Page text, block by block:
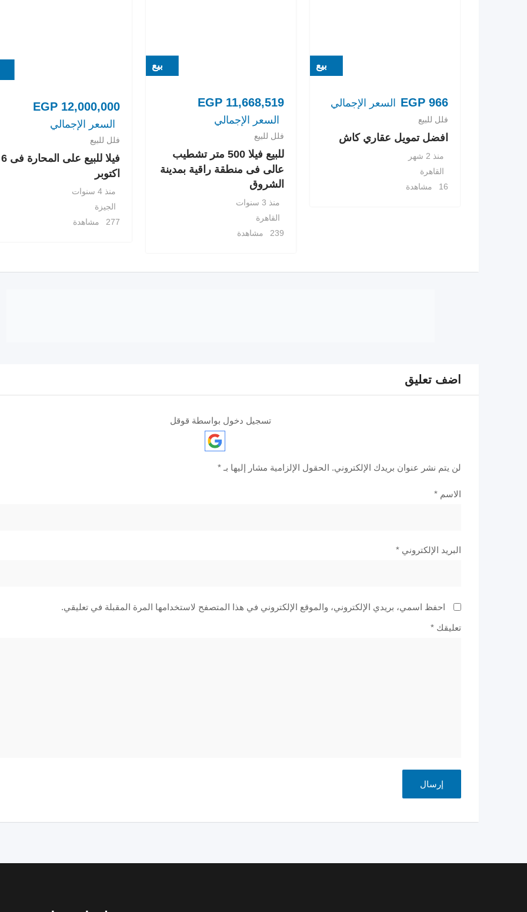
بيع
EGP 966 السعر الإجمالي
فلل للبيع
افضل تمويل عقاري كاش
منذ 2 شهر
القاهرة
16 مشاهدة
بيع
EGP11,668,519
السعر الإجمالي
فلل للبيع
للبيع فيلا 500 متر تشطيب
عالى فى منطقة راقية بمدينة
الشروق
منذ 3 سنوات
القاهرة
239 مشاهدة
EGP12,000,000
السعر الإجمالي
فلل للبيع
فيلا للبيع على المحارة فى 6
اكتوبر
منذ 4 سنوات
الجيزة
277 مشاهدة
اضف تعليق
تسجيل دخول بواسطة قوقل
لن يتم نشر عنوان بريدك الإلكتروني. الحقول الإلزامية مشار إليها بـ *
الاسم *
البريد الإلكتروني *
احفظ اسمي، بريدي الإلكتروني، والموقع الإلكتروني في هذا المتصفح لاستخدامها المرة المقبلة في تعليقي.
تعليقك *